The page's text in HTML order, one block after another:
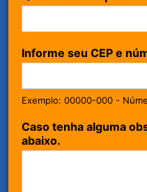
Informe seu CEP e
Exemplo: 00000-000 -
Caso tenha alguma
abaixo.